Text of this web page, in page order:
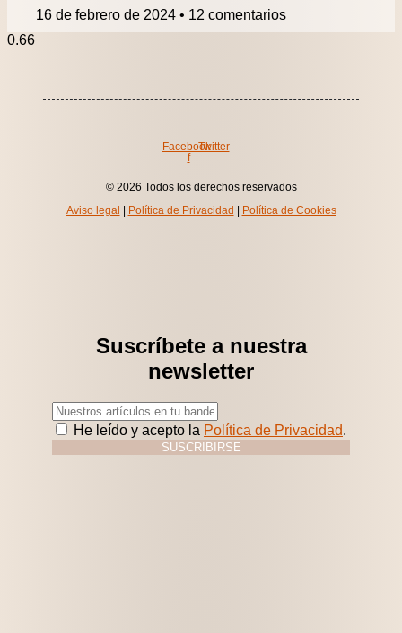
16 de febrero de 2024
12 comentarios
Facebook-
f
Twitter
© 2026 Todos los derechos reservados
Aviso legal
Política de Privacidad Política de Cookies
Suscríbete a nuestra
newsletter
He leído y acepto la Política de Privacidad.